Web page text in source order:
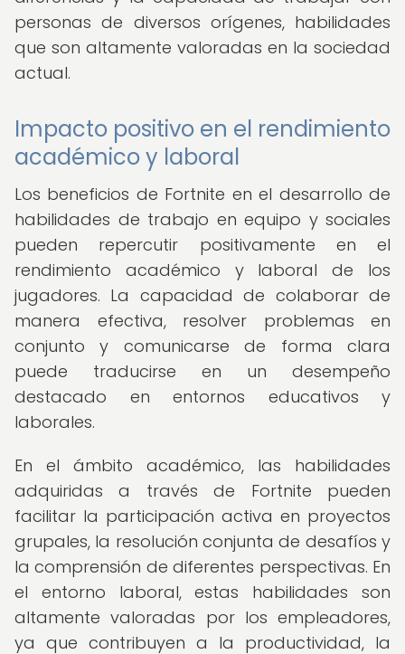
personas de diversos orígenes, habilidades
que son altamente valoradas en la sociedad
actual.
Impacto positivo en el rendimiento
académico y laboral
Los beneficios de Fortnite en el desarrollo de
habilidades de trabajo en equipo y sociales
pueden repercutir positivamente en el
rendimiento académico y laboral de los
jugadores. La capacidad de colaborar de
manera efectiva, resolver problemas en
conjunto y comunicarse de forma clara
puede traducirse en un desempeño
destacado en entornos educativos y
laborales.
En el ámbito académico, las habilidades
adquiridas a través de Fortnite pueden
facilitar la participación activa en proyectos
grupales, la resolución conjunta de desafíos y
la comprensión de diferentes perspectivas. En
el entorno laboral, estas habilidades son
altamente valoradas por los empleadores,
ya que contribuyen a la productividad, la